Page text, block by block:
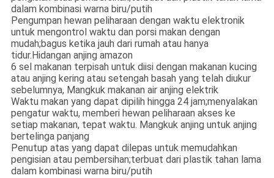
dalam kombinasi warna biru/putih
Pengumpan hewan peliharaan dengan waktu elektronik
untuk mengontrol waktu dan porsi makan dengan
mudah;bagus ketika jauh dari rumah atau hanya
tidur.Hidangan anjing amazon
6 sel makanan terpisah untuk diisi dengan makanan kucing
atau anjing kering atau setengah basah yang telah diukur
sebelumnya, Mangkuk makanan air anjing elektrik
Waktu makan yang dapat dipilih hingga 24 jam;menyalakan
pengatur waktu, memberi hewan peliharaan akses ke
setiap makanan, tepat waktu. Mangkuk anjing untuk anjing
bertelinga panjang
Penutup atas yang dapat dilepas untuk memudahkan
pengisian atau pembersihan;terbuat dari plastik tahan lama
dalam kombinasi warna biru/putih